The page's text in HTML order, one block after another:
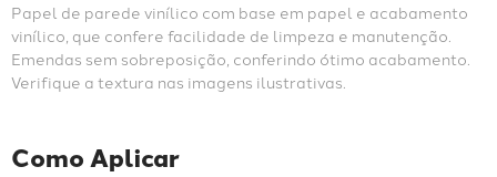
Papel de parede vinílico com base em papel e acabamento
vinílico, que confere facilidade de limpeza e manutenção.
Emendas sem sobreposição, conferindo ótimo acabamento.
Verifique a textura nas imagens ilustrativas.
Como Aplicar